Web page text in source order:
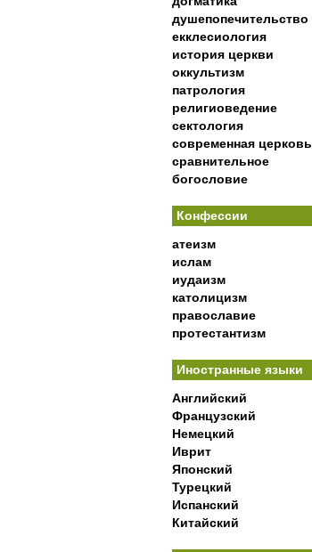
душепопечительство
екклесиология
история церкви
оккультизм
патрология
религиоведение
сектология
современная церковь
сравнительное
богословие
Конфессии
атеизм
ислам
иудаизм
католицизм
православие
протестантизм
Иностранные языки
Английский
Французский
Немецкий
Иврит
Японский
Турецкий
Испанский
Китайский